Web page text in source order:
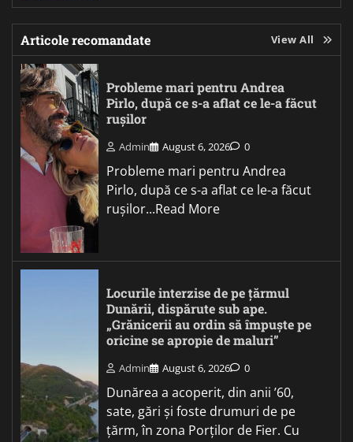
Articole recomandate View All
Probleme mari pentru Andrea
Pirlo, după ce s-a aflat ce le-a făcut
rușilor
Admin August 6, 2026 0
Probleme mari pentru Andrea
Pirlo, după ce s-a aflat ce le-a făcut
rușilor...Read More
Locurile interzise de pe țărmul
Dunării, dispărute sub ape.
„Grănicerii au ordin să împuște pe
oricine se apropie de maluri”
Admin August 6, 2026 0
Dunărea a acoperit, din anii ’60,
sate, gări și foste drumuri de pe
țărm, în zona Porților de Fier. Cu